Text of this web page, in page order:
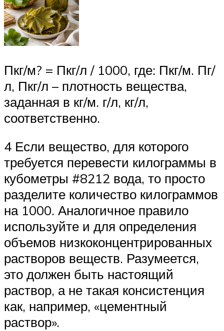
Пкг/м? = Пкг/л / 1000, где: Пкг/м. Пг/
л, Пкг/л – плотность вещества,
заданная в кг/м. г/л, кг/л,
соответственно.
4 Если вещество, для которого
требуется перевести килограммы в
кубометры #8212 вода, то просто
разделите количество килограммов
на 1000. Аналогичное правило
используйте и для определения
объемов низкоконцентрированных
растворов веществ. Разумеется,
это должен быть настоящий
раствор, а не такая консистенция
как, например, «цементный
раствор».